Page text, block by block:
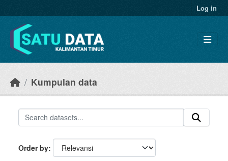
Log in
Kumpulan data
Order by